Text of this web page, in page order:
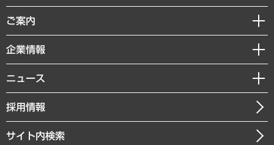
組織・人事戦略
デジタルイノベーション
共生・ダイバーシティ
GRC（ガバナンス・リスク・コンプライアンス）・防災（政策）
経済・産業・雇用・労働
経済調査
レポート
コラム
経営用語集
受託・受注実績（官公庁関連）
メディア掲載・出演
ご案内
セミナー・イベント情報
MUFGビジネスセミナー
受託案件情報
企業情報
私たちの想い
社長メッセージ
会社概要
ニュース
ニュースリリース
お知らせ
採用情報
サイト内検索